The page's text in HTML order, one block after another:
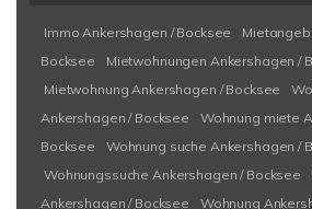
Immo Ankershagen / Bocksee
Bocksee
Mietwohnungen Ankershagen /
Mietwohnung Ankershagen / Bocksee
Ankershagen / Bocksee
Wohnung miete
Bocksee
Wohnung suche Ankershagen /
Wohnungssuche Ankershagen / Bocksee
Ankershagen / Bocksee
Wohnung